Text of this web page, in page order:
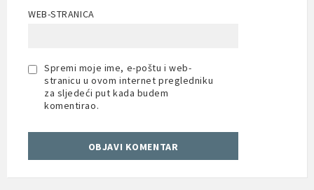
WEB-STRANICA
Spremi moje ime, e-poštu i web-
stranicu u ovom internet pregledniku
za sljedeći put kada budem
komentirao.